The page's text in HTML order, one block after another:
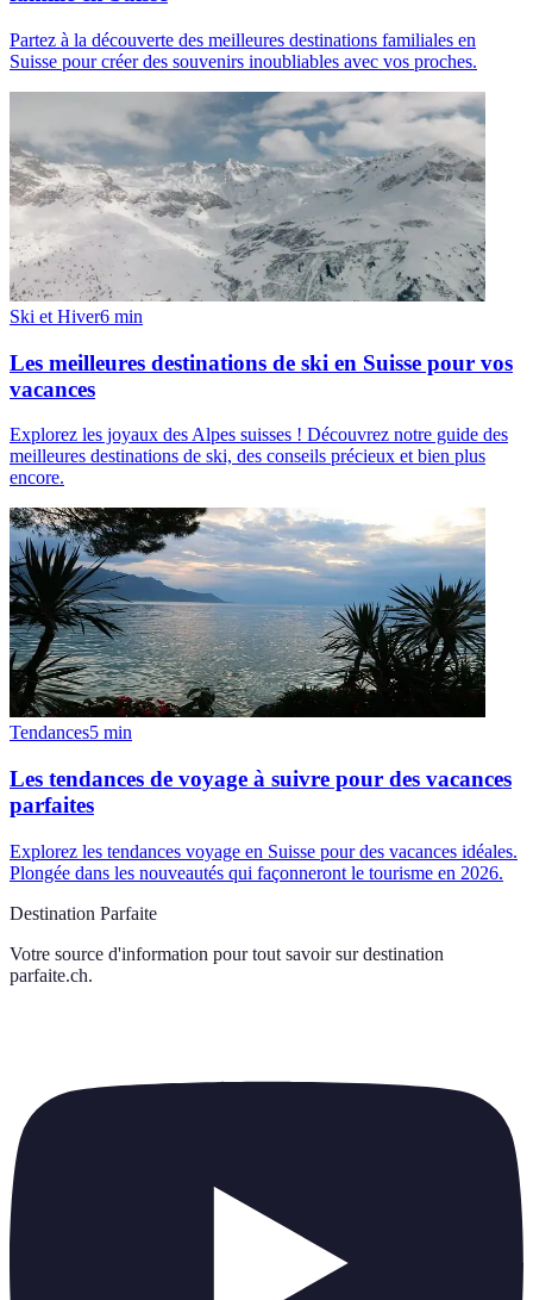
Partez à la découverte des meilleures destinations familiales en
Suisse pour créer des souvenirs inoubliables avec vos proches.
Ski et Hiver6 min
Les meilleures destinations de ski en Suisse pour vos
vacances
Explorez les joyaux des Alpes suisses ! Découvrez notre guide des
meilleures destinations de ski, des conseils précieux et bien plus
encore.
Tendances5 min
Les tendances de voyage à suivre pour des vacances
parfaites
Explorez les tendances voyage en Suisse pour des vacances idéales.
Plongée dans les nouveautés qui façonneront le tourisme en 2026.
Destination Parfaite
Votre source d'information pour tout savoir sur destination
parfaite.ch.